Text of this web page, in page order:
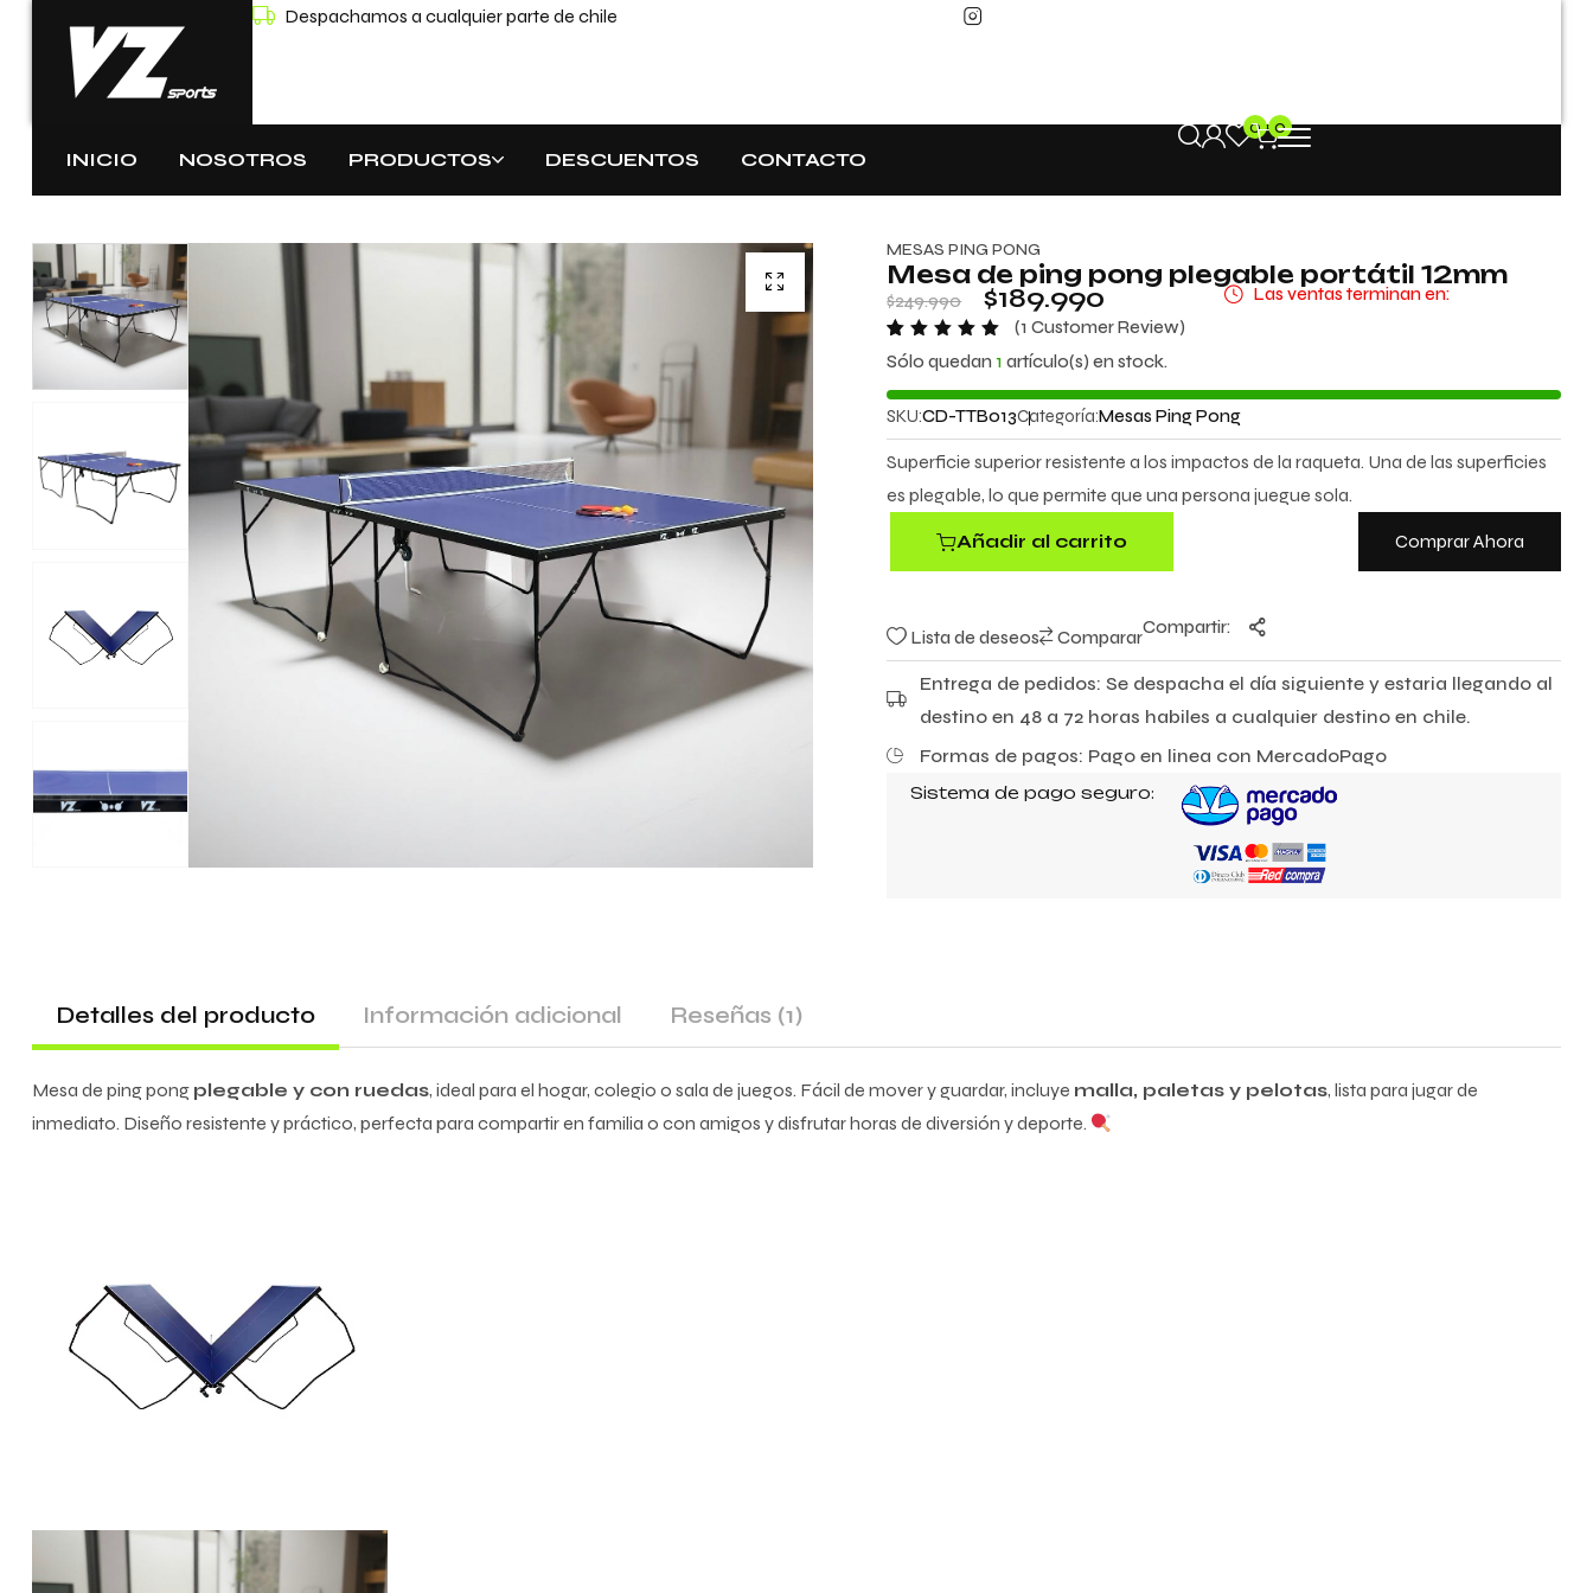
Despachamos a cualquier parte de chile
INICIO NOSOTROS PRODUCTOS DESCUENTOS CONTACTO
0 0
MESAS PING PONG
Mesa de ping pong plegable portátil 12mm
$249.990 $189.990 Las ventas terminan en:
Valorado
con5.00
base a
1
valoració
n de un
cliente
(1 Customer Review)
Sólo quedan1 artículo(s) en stock.
SKU:CD-TTB013Categoría:Mesas Ping Pong
Superficie superior resistente a los impactos de la raqueta. Una de las superficies
es plegable, lo que permite que una persona juegue sola.
Añadir al carrito Comprar Ahora
Lista de deseos CompararCompartir:
Entrega de pedidos: Se despacha el día siguiente y estaria llegando al
destino en 48 a 72 horas habiles a cualquier destino en chile.
Formas de pagos: Pago en linea con MercadoPago
Sistema de pago seguro:
Detalles del producto Información adicional Reseñas (1)
Mesa de ping pong plegable y con ruedas, ideal para el hogar, colegio o sala de juegos. Fácil de mover y guardar, incluye malla, paletas y pelotas, lista para jugar de
inmediato. Diseño resistente y práctico, perfecta para compartir en familia o con amigos y disfrutar horas de diversión y deporte.